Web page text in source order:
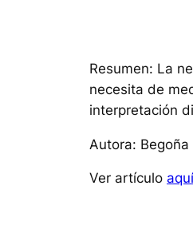
Resumen: La
necesita de
interpretación
Autora:
Ver artículo aquí